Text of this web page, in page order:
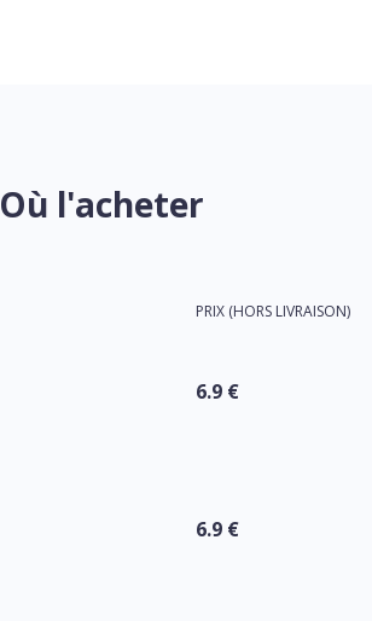
Où l'acheter
PRIX (HORS LIVRAISON)
6.9 €
6.9 €